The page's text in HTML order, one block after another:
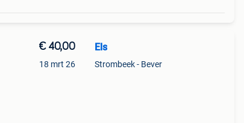
€ 40,00
18 mrt 26
Els
Strombeek - Bever